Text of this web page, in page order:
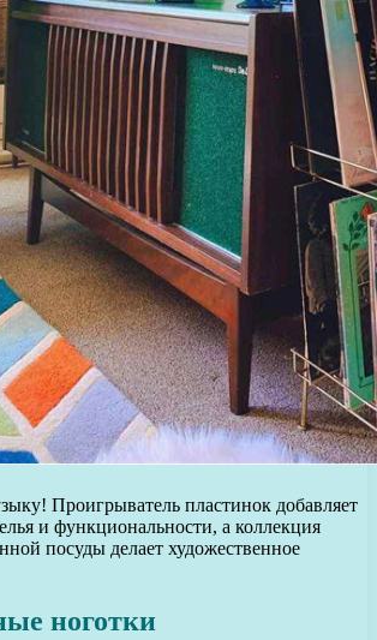
Проигрыватель пластинок добавляет
и функциональности, а коллекция
посуды делает художественное
ноготки